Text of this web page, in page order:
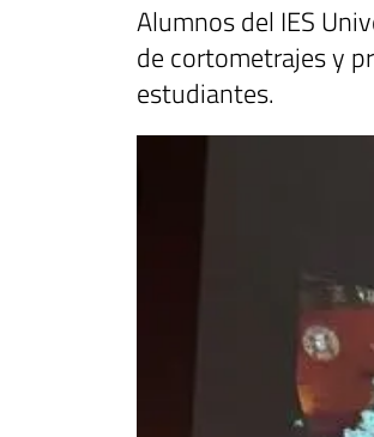
Alumnos del IES
de cortometrajes y
estudiantes.